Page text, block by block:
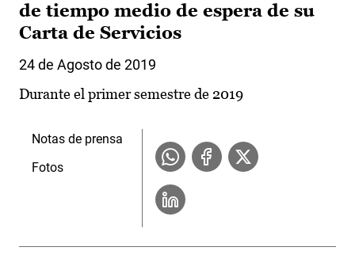
de tiempo medio de espera de su
Carta de Servicios
24 de Agosto de 2019
Durante el primer semestre de 2019
Notas de prensa
Fotos